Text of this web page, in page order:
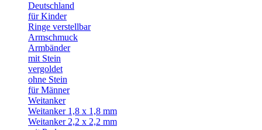
Deutschland
für Kinder
Ringe verstellbar
Armschmuck
Armbänder
mit Stein
vergoldet
ohne Stein
für Männer
Weitanker
Weitanker 1,8 x 1,8 mm
Weitanker 2,2 x 2,2 mm